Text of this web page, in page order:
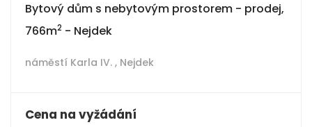
Bytový dům s nebytovým prostorem - prodej,
766m2 - Nejdek
náměstí Karla IV. , Nejdek
Cena na vyžádání